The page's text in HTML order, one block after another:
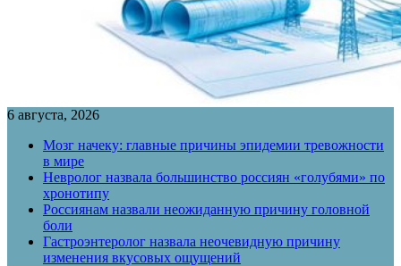
6 августа, 2026
Мозг начеку: главные причины эпидемии тревожности
в мире
Невролог назвала большинство россиян «голубями» по
хронотипу
Россиянам назвали неожиданную причину головной
боли
Гастроэнтеролог назвала неочевидную причину
изменения вкусовых ощущений